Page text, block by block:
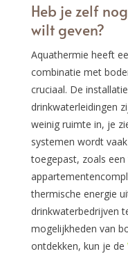
Heb je zelf
wilt geven?
Aquathermie heeft
combinatie met
cruciaal. De
drinkwaterleidingen
weinig ruimte in, je
systemen wordt
toegepast, zoals
thermische energie
drinkwaterbedrijven
mogelijkheden van
ontdekken, kun je de